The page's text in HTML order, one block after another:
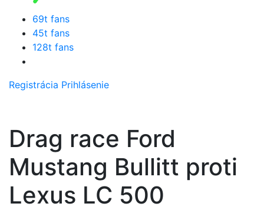
69t fans
45t fans
128t fans
Registrácia Prihlásenie
Drag race Ford
Mustang Bullitt proti
Lexus LC 500